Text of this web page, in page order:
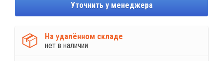
Уточнить у менеджера
На удалённом складе
нет в наличии